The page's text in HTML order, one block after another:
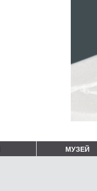
МУЗЕЙ